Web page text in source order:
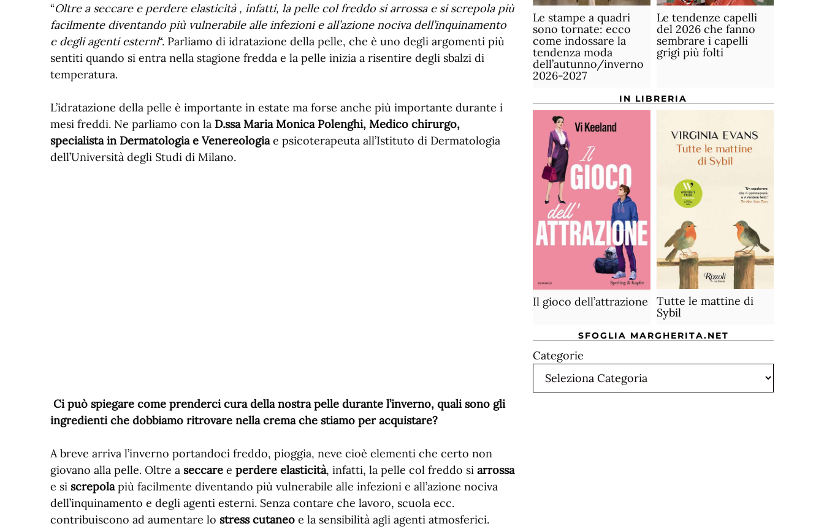
“Oltre a seccare e perdere elasticità , infatti, la pelle col freddo si arrossa e si screpola più
facilmente diventando più vulnerabile alle infezioni e all’azione nociva dell’inquinamento
e degli agenti esterni“. Parliamo di idratazione della pelle, che è uno degli argomenti più
sentiti quando si entra nella stagione fredda e la pelle inizia a risentire degli sbalzi di
temperatura.
L’idratazione della pelle è importante in estate ma forse anche più importante durante i
mesi freddi. Ne parliamo con la D.ssa Maria Monica Polenghi, Medico chirurgo,
specialista in Dermatologia e Venereologiae psicoterapeuta all’Istituto di Dermatologia
dell’Università degli Studi di Milano.
Ci può spiegare come prenderci cura della nostra pelle durante l’inverno, quali sono gli
ingredienti che dobbiamo ritrovare nella crema che stiamo per acquistare?
A breve arriva l’inverno portandoci freddo, pioggia, neve cioè elementi che certo non
giovano alla pelle. Oltre a seccare e perdere elasticità, infatti, la pelle col freddo si arrossa
e si screpolapiù facilmente diventando più vulnerabile alle infezioni e all’azione nociva
dell’inquinamento e degli agenti esterni. Senza contare che lavoro, scuola ecc.
contribuiscono ad aumentare lo stress cutaneo e la sensibilità agli agenti atmosferici.
Le stampe a quadri
sono tornate: ecco
come indossare la
tendenza moda
dell’autunno/inverno
2026-2027
Le tendenze capelli
del 2026 che fanno
sembrare i capelli
grigi più folti
IN LIBRERIA
Il gioco dell’attrazione
Tutte le mattine di
Sybil
SFOGLIA MARGHERITA.NET
Categorie